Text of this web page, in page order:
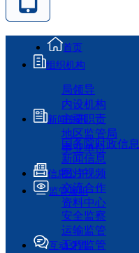
首页
组织机构
局领导
内设机构
主要职责
地区监管局
事业单位
新闻资讯
国务院时政信息
新闻信息
图片视频
交流合作
资料中心
信息公开
监管履职
安全监察
运输监管
工程监管
互动交流